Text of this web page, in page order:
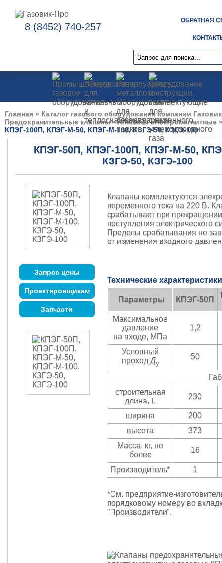
8 (8452) 740-257
ОБРАТНАЯ
Главная » Каталог газового оборудования компании Газовик
Предохранительные клапаны»Клапаны электромагнитные
КПЭГ-100П, КПЭГ-М-50, КПЭГ-М-100, КЗГЭ-50, КЗГЭ-100
КПЭГ-50П, КПЭГ-100П, КПЭГ-М-50,
КЗГЭ-50, КЗГЭ-100
Запрос цены
Проектировщикам
Запчасти
Клапаны комплектуются
переменного тока на 220 В.
срабатывает при прекращении
поступления электрического
Пределы срабатывания не
от изменения входного
Технические характеристики
Параметры КПЭГ-50П
Максимальное
давление
на входе, МПа
1,2
Условный
проходДу
50
строительная
длина, L
230
ширина
200
высота
373
Масса, кг, не
более
16
Производитель* 1
*См. предприятие-
порядковому номеру во
"Производители".